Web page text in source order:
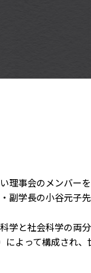
理事会のメンバー
副学長の小谷元子
学と社会科学の両
よって構成され